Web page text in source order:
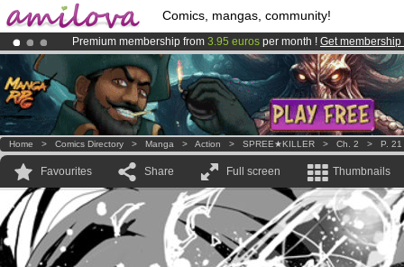
Comics, mangas, community!
Premium membership from 3.95 euros per month ! Get membership
Already 100000membersand 1000comics & mangas!.
AmilovaKickstarter is now LIVE!.
Home > Comics Directory > Manga > Action > SPREE★KILLER > Ch. 2 > P. 21
Favourites Share Full screen Thumbnails